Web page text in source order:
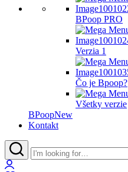
BPoop PRO
Verzia 1
Čo je Bpoop?
Všetky verzie
BPoopNew
Kontakt